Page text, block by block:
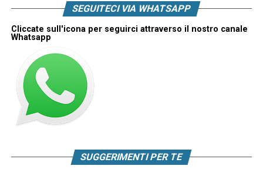
SEGUITECI VIA WHATSAPP
Cliccate sull'icona per seguirci attraverso il nostro canale
Whatsapp
SUGGERIMENTI PER TE